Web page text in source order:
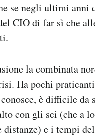
se negli ultimi anni
CIO di far sì che
la combinata
Ha pochi
è difficile da
con gli sci (che a
e i tempi